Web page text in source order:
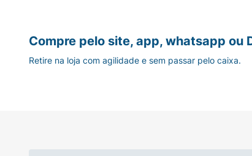
Embalagem Temática e Divertida:
para as crianças.
Volume Ideal (360ml): Oferece um
Compre pelo site, app, whatsapp ou
Retire na loja com agilidade e sem passar pelo caixa.